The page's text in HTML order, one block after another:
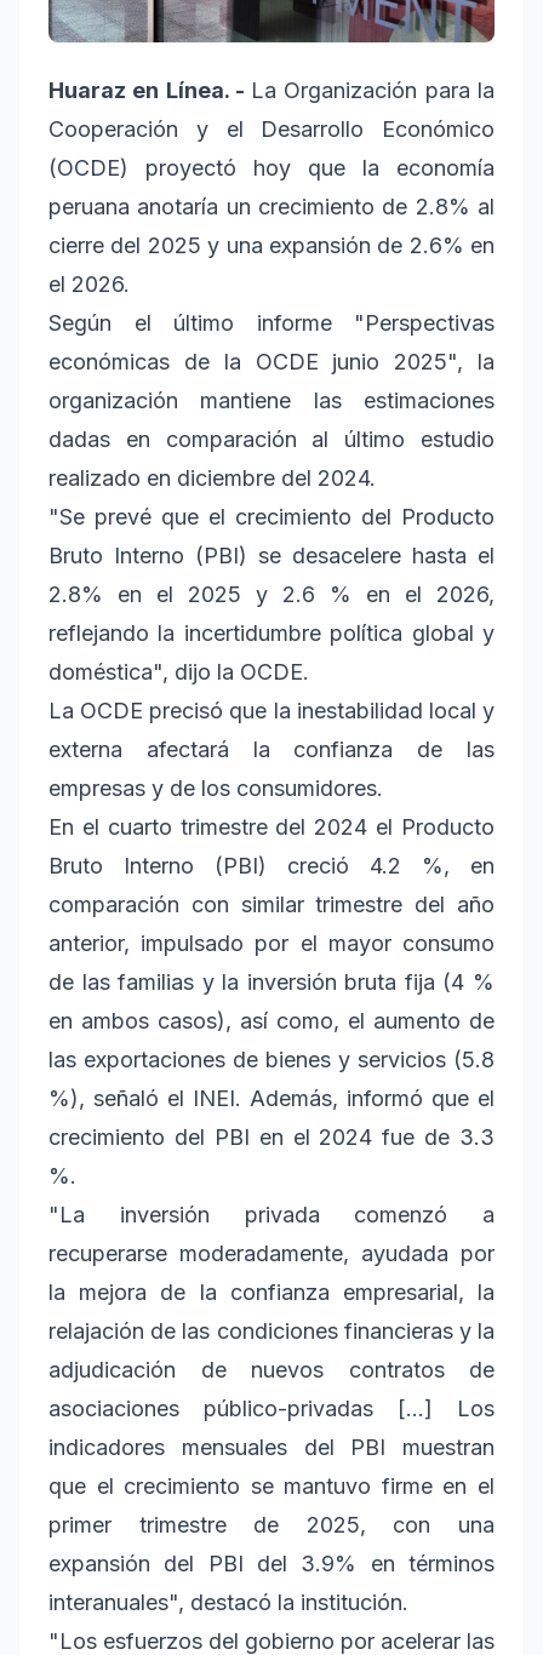
Huaraz en Línea. - La Organización para la
Cooperación y el Desarrollo Económico
(OCDE) proyectó hoy que la economía
peruana anotaría un crecimiento de 2.8% al
cierre del 2025 y una expansión de 2.6% en
el 2026.
Según el último informe "Perspectivas
económicas de la OCDE junio 2025", la
organización mantiene las estimaciones
dadas en comparación al último estudio
realizado en diciembre del 2024.
"Se prevé que el crecimiento del Producto
Bruto Interno (PBI) se desacelere hasta el
2.8% en el 2025 y 2.6 % en el 2026,
reflejando la incertidumbre política global y
doméstica", dijo la OCDE.
La OCDE precisó que la inestabilidad local y
externa afectará la confianza de las
empresas y de los consumidores.
En el cuarto trimestre del 2024 el Producto
Bruto Interno (PBI) creció 4.2 %, en
comparación con similar trimestre del año
anterior, impulsado por el mayor consumo
de las familias y la inversión bruta fija (4 %
en ambos casos), así como, el aumento de
las exportaciones de bienes y servicios (5.8
%), señaló el INEI. Además, informó que el
crecimiento del PBI en el 2024 fue de 3.3
%.
"La inversión privada comenzó a
recuperarse moderadamente, ayudada por
la mejora de la confianza empresarial, la
relajación de las condiciones financieras y la
adjudicación de nuevos contratos de
asociaciones público-privadas [...] Los
indicadores mensuales del PBI muestran
que el crecimiento se mantuvo firme en el
primer trimestre de 2025, con una
expansión del PBI del 3.9% en términos
interanuales", destacó la institución.
"Los esfuerzos del gobierno por acelerar las